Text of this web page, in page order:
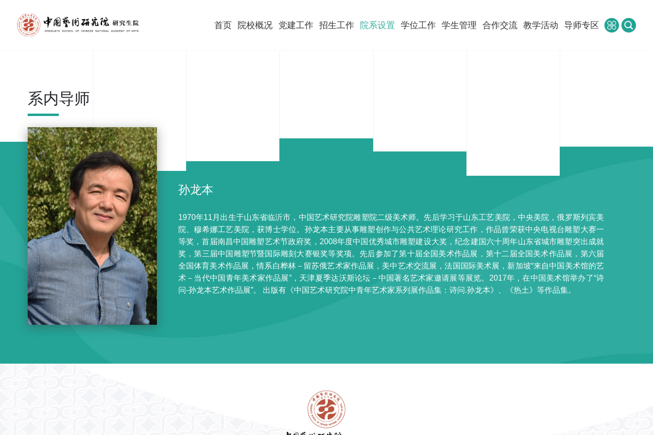
首页 院校概况 党建工作 招生工作 院系设置 学位工作 学生管理 合作交流 教学活动 导师专区
系内导师
孙龙本
1970年11月出生于山东省临沂市，中国艺术研究院雕塑院二级美术师。先后学习于山东工艺美院，中央美院，俄罗斯列宾美
院、穆希娜工艺美院，获博士学位。孙龙本主要从事雕塑创作与公共艺术理论研究工作，作品曾荣获中央电视台雕塑大赛一
等奖，首届南昌中国雕塑艺术节政府奖，2008年度中国优秀城市雕塑建设大奖，纪念建国六十周年山东省城市雕塑突出成就
奖，第三届中国雕塑节暨国际雕刻大赛银奖等奖项。先后参加了第十届全国美术作品展，第十二届全国美术作品展，第六届
全国体育美术作品展，情系白桦林－留苏俄艺术家作品展，美中艺术交流展，法国国际美术展，新加坡“来自中国美术馆的艺
术－当代中国青年美术家作品展”，天津夏季达沃斯论坛－中国著名艺术家邀请展等展览。2017年，在中国美术馆举办了“诗
问-孙龙本艺术作品展”。 出版有《中国艺术研究院中青年艺术家系列展作品集：诗问.孙龙本》、《热土》等作品集。